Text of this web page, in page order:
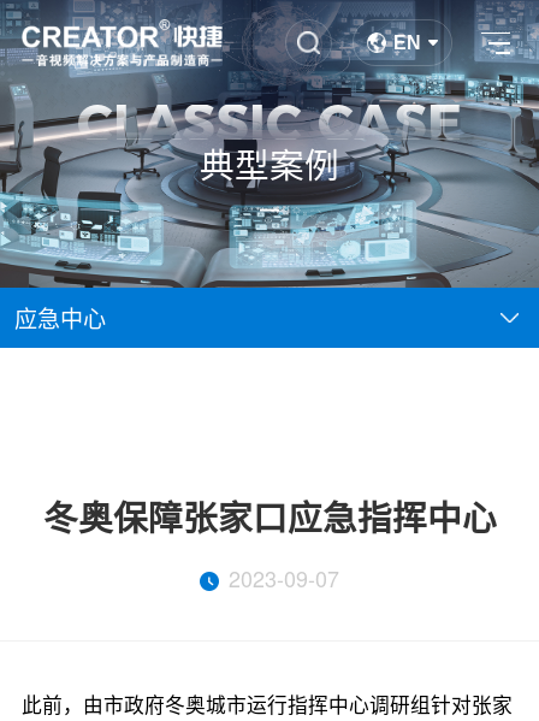
EN
CLASSIC CASE
典型案例
应急中心
冬奥保障张家口应急指挥中心
2023-09-07
此前，由市政府冬奥城市运行指挥中心调研组针对张家